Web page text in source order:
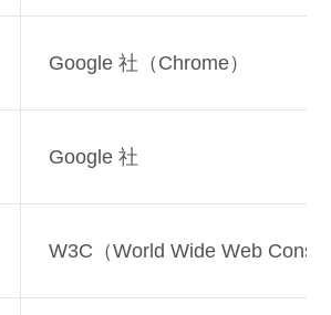
Google 社（Chrome）
Google 社
W3C（World Wide Web